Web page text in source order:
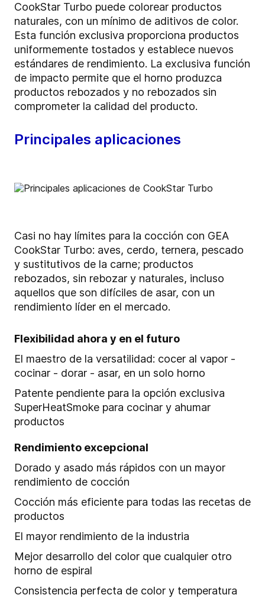
CookStar Turbo puede colorear productos
naturales, con un mínimo de aditivos de color.
Esta función exclusiva proporciona productos
uniformemente tostados y establece nuevos
estándares de rendimiento. La exclusiva función
de impacto permite que el horno produzca
productos rebozados y no rebozados sin
comprometer la calidad del producto.
Principales aplicaciones
Casi no hay límites para la cocción con GEA
CookStar Turbo: aves, cerdo, ternera, pescado
y sustitutivos de la carne; productos
rebozados, sin rebozar y naturales, incluso
aquellos que son difíciles de asar, con un
rendimiento líder en el mercado.
Flexibilidad ahora y en el futuro
El maestro de la versatilidad: cocer al vapor -
cocinar - dorar - asar, en un solo horno
Patente pendiente para la opción exclusiva
SuperHeatSmoke para cocinar y ahumar
productos
Rendimiento excepcional
Dorado y asado más rápidos con un mayor
rendimiento de cocción
Cocción más eficiente para todas las recetas de
productos
El mayor rendimiento de la industria
Mejor desarrollo del color que cualquier otro
horno de espiral
Consistencia perfecta de color y temperatura